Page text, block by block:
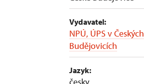
Vydavatel:
NPÚ, ÚPS v Českých
Budějovicích
Jazyk: